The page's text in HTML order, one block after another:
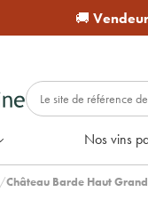
🚚
Nos vins
/Château Barde Haut